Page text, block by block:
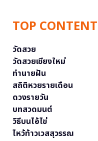
TOP CONTENT
วัดสวย
วัดสวยเชียงใหม่
ทำนายฝัน
สถิติหวยรายเดือน
ดวงรายวัน
บทสวดมนต์
วิธีบนไอ้ไข่
ไหว้ท้าวเวสสุวรรณ